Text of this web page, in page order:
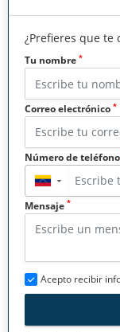
¿Prefieres que te
Tu nombre *
Correo electrónico *
Número de teléfono
▼
Mensaje *
Acepto recibir